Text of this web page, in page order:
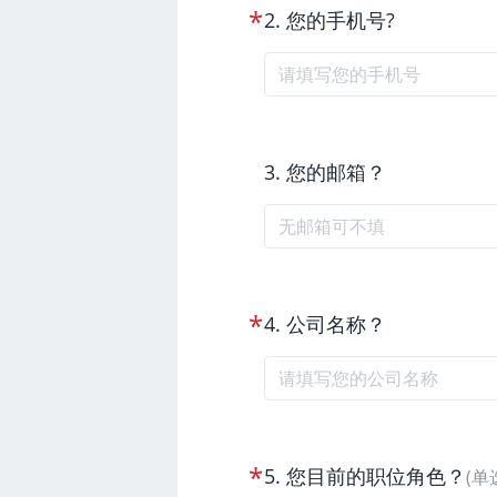
*2. 您的手机号?
3. 您的邮箱？
*4. 公司名称？
*5. 您目前的职位角色？ (单